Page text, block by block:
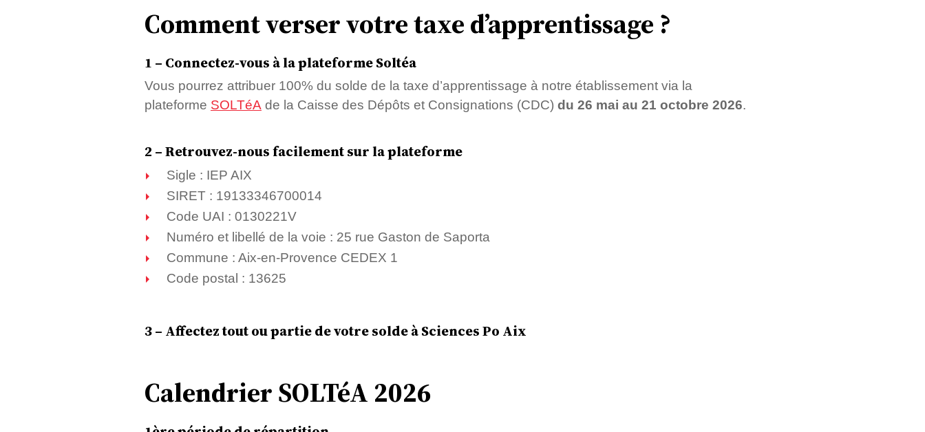
Comment verser votre taxe d’apprentissage ?
1 – Connectez-vous à la plateforme Soltéa
Vous pourrez attribuer 100% du solde de la taxe d’apprentissage à notre établissement via la
plateforme SOLTéA de la Caisse des Dépôts et Consignations (CDC) du 26 mai au 21 octobre 2026.
2 – Retrouvez-nous facilement sur la plateforme
Sigle : IEP AIX
SIRET : 19133346700014
Code UAI : 0130221V
Numéro et libellé de la voie : 25 rue Gaston de Saporta
Commune : Aix-en-Provence CEDEX 1
Code postal : 13625
3 – Affectez tout ou partie de votre solde à Sciences Po Aix
Calendrier SOLTéA 2026